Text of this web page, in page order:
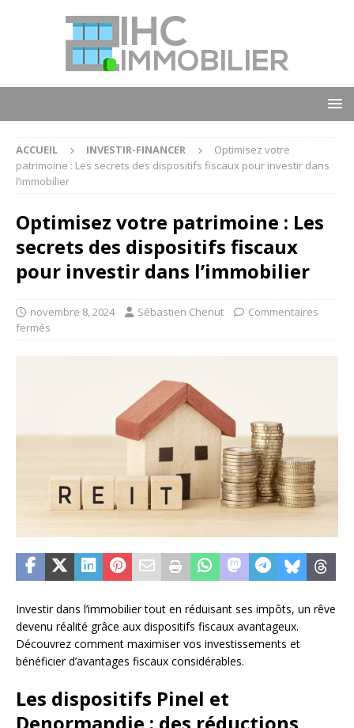
ACCUEIL INVESTIR-FINANCER
Optimisez votre
patrimoine : Les secrets des dispositifs fiscaux pour investir dans
l’immobilier
Optimisez votre patrimoine : Les
secrets des dispositifs fiscaux
pour investir dans l’immobilier
novembre 8, 2024 Sébastien Chenut
Commentaires
fermés
Investir dans l’immobilier tout en réduisant ses impôts, un rêve
devenu réalité grâce aux dispositifs fiscaux avantageux.
Découvrez comment maximiser vos investissements et
bénéficier d’avantages fiscaux considérables.
Les dispositifs Pinel et